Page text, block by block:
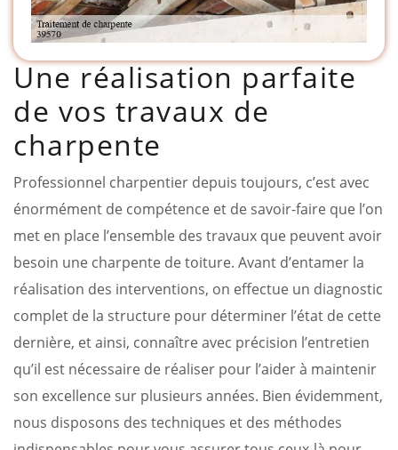
Une réalisation parfaite
de vos travaux de
charpente
Professionnel charpentier depuis toujours, c’est avec
énormément de compétence et de savoir-faire que l’on
met en place l’ensemble des travaux que peuvent avoir
besoin une charpente de toiture. Avant d’entamer la
réalisation des interventions, on effectue un diagnostic
complet de la structure pour déterminer l’état de cette
dernière, et ainsi, connaître avec précision l’entretien
qu’il est nécessaire de réaliser pour l’aider à maintenir
son excellence sur plusieurs années. Bien évidemment,
nous disposons des techniques et des méthodes